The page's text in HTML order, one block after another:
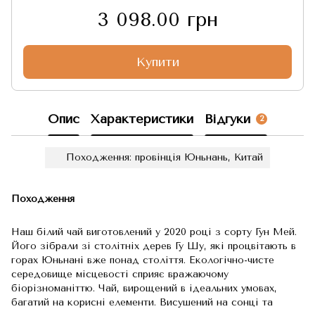
3 098.00 грн
Купити
Опис Характеристики Відгуки 2
Походження: провінція Юньнань, Китай
Походження
Наш білий чай виготовлений у 2020 році з сорту Гун Мей.
Його зібрали зі столітніх дерев Гу Шу, які процвітають в
горах Юньнані вже понад століття. Екологічно-чисте
середовище місцевості сприяє вражаючому
біорізноманіттю. Чай, вирощений в ідеальних умовах,
багатий на корисні елементи. Висушений на сонці та